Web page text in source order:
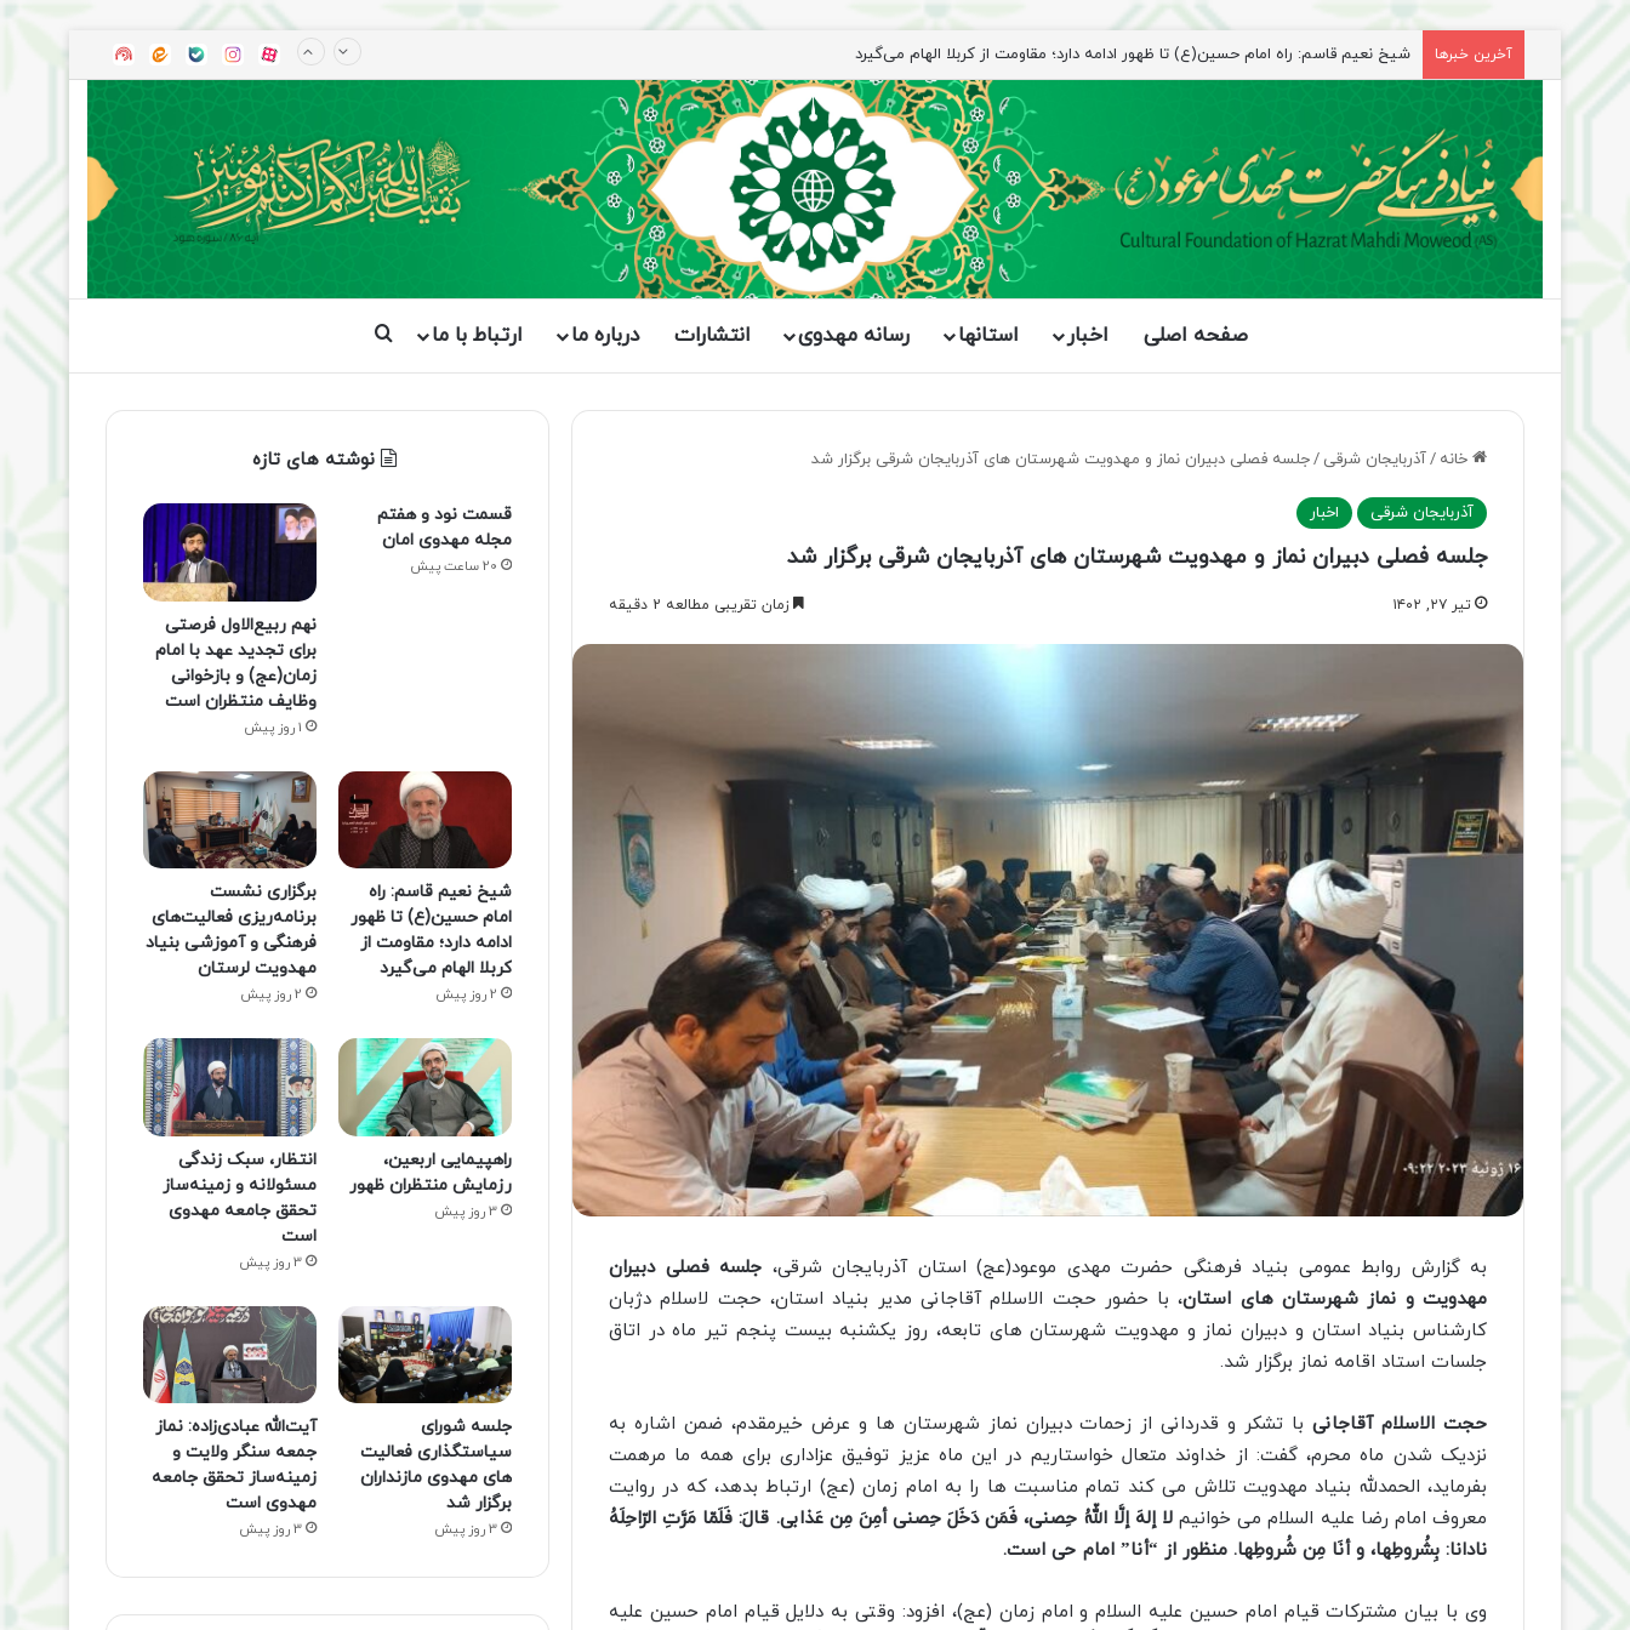
آخرین خبرها راهپیمایی اربعین، رزمایش منتظران ظهور آپاراتاینستاگرام
بله ایتا
صفحه اصلی اخبار استانها رسانه مهدوی انتشارات درباره ما ارتباط با ما جستجو برای
خانه /آذربایجان شرقی /جلسه فصلی دبیران نماز و مهدویت شهرستان های آذربایجان شرقی برگزار شد
آذربایجان شرقی اخبار
جلسه فصلی دبیران نماز و مهدویت شهرستان های آذربایجان شرقی برگزار شد
تیر ۲۷, ۱۴۰۲ زمان تقریبی مطالعه 2 دقیقه
به گزارش روابط عمومی بنیاد فرهنگی حضرت مهدی موعود(عج) استان آذربایجان شرقی، جلسه فصلی دبیران
مهدویت و نماز شهرستان های استان، با حضور حجت الاسلام آقاجانی مدیر بنیاد استان، حجت لاسلام دژبان
کارشناس بنیاد استان و دبیران نماز و مهدویت شهرستان های تابعه، روز یکشنبه بیست پنجم تیر ماه در اتاق
جلسات استاد اقامه نماز برگزار شد.
حجت الاسلام آقاجانیبا تشکر و قدردانی از زحمات دبیران نماز شهرستان ها و عرض خیرمقدم، ضمن اشاره به
نزدیک شدن ماه محرم، گفت: از خداوند متعال خواستاریم در این ماه عزیز توفیق عزاداری برای همه ما مرهمت
بفرماید، الحمدلله بنیاد مهدویت تلاش می کند تمام مناسبت ها را به امام زمان (عج) ارتباط بدهد، که در روایت
معروف امام رضا علیه السلام می خوانیملا إلهَ إلَّا اللّهُ حِصنی، فَمَن دَخَلَ حِصنی أمِنَ مِن عَذابی. قالَ: فَلَمّا مَرَّتِ الرّاحِلَهُ
نادانا: بِشُروطِها، و أنَا مِن شُروطِها. منظور از “أنا” امام حی است.
وی با بیان مشترکات قیام امام حسین علیه السلام و امام زمان (عج)، افزود: وقتی به دلایل قیام امام حسین علیه
نوشته های تازه
قسمت نود و هفتم
مجله مهدوی امان
20 ساعت پیش
نهم ربیع‌الاول فرصتی
برای تجدید عهد با امام
زمان(عج) و بازخوانی
وظایف منتظران است
1 روز پیش
شیخ نعیم قاسم: راه
امام حسین(ع) تا ظهور
ادامه دارد؛ مقاومت از
کربلا الهام می‌گیرد
2 روز پیش
برگزاری نشست
برنامه‌ریزی فعالیت‌های
فرهنگی و آموزشی بنیاد
مهدویت لرستان
2 روز پیش
راهپیمایی اربعین،
رزمایش منتظران ظهور
3 روز پیش
انتظار، سبک زندگی
مسئولانه و زمینه‌ساز
تحقق جامعه مهدوی
است
3 روز پیش
جلسه شورای
سیاستگذاری فعالیت
های مهدوی مازنداران
برگزار شد
3 روز پیش
آیت‌الله عبادی‌زاده: نماز
جمعه سنگر ولایت و
زمینه‌ساز تحقق جامعه
مهدوی است
3 روز پیش